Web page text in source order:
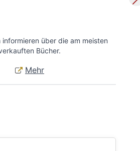
informieren über die am meisten
Bücher.
Mehr